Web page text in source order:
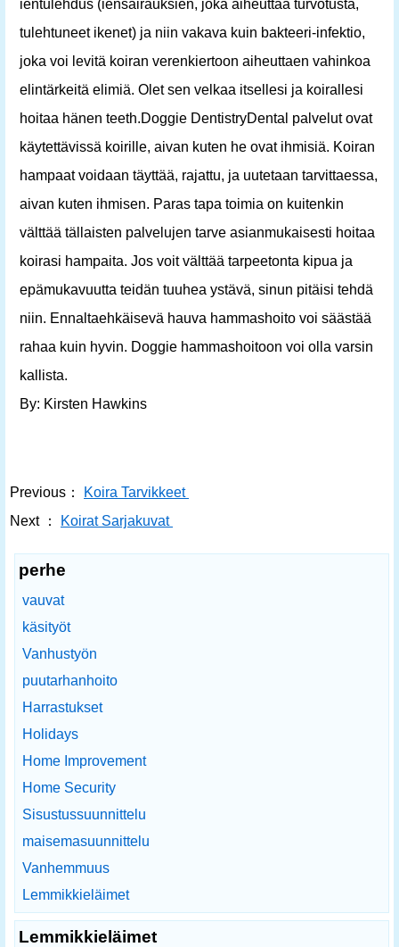
ientulehdus (iensairauksien, joka aiheuttaa turvotusta,
tulehtuneet ikenet) ja niin vakava kuin bakteeri-infektio,
joka voi levitä koiran verenkiertoon aiheuttaen vahinkoa
elintärkeitä elimiä. Olet sen velkaa itsellesi ja koirallesi
hoitaa hänen teeth.Doggie DentistryDental palvelut ovat
käytettävissä koirille, aivan kuten he ovat ihmisiä. Koiran
hampaat voidaan täyttää, rajattu, ja uutetaan tarvittaessa,
aivan kuten ihmisen. Paras tapa toimia on kuitenkin
välttää tällaisten palvelujen tarve asianmukaisesti hoitaa
koirasi hampaita. Jos voit välttää tarpeetonta kipua ja
epämukavuutta teidän tuuhea ystävä, sinun pitäisi tehdä
niin. Ennaltaehkäisevä hauva hammashoito voi säästää
rahaa kuin hyvin. Doggie hammashoitoon voi olla varsin
kallista.
By: Kirsten Hawkins
Previous：
Koira Tarvikkeet
Next ：
Koirat Sarjakuvat
perhe
vauvat
käsityöt
Vanhustyön
puutarhanhoito
Harrastukset
Holidays
Home Improvement
Home Security
Sisustussuunnittelu
maisemasuunnittelu
Vanhemmuus
Lemmikkieläimet
Lemmikkieläimet